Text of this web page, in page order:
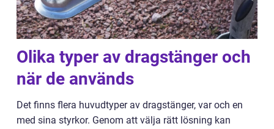
Olika typer av dragstänger och
när de används
Det finns flera huvudtyper av dragstänger, var och en
med sina styrkor. Genom att välja rätt lösning kan